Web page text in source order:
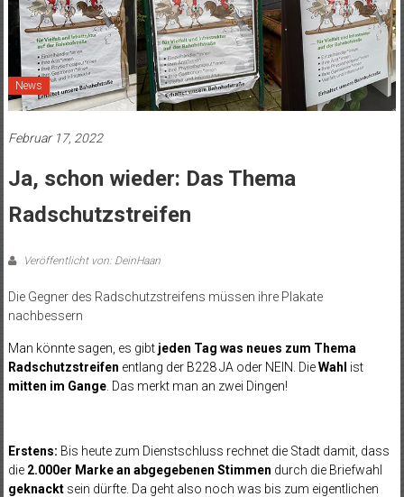
News
Februar 17, 2022
Ja, schon wieder: Das Thema
Radschutzstreifen
Veröffentlicht von: DeinHaan
Die Gegner des Radschutzstreifens müssen ihre Plakate
nachbessern
Man könnte sagen, es gibt jeden Tag was neues zum Thema
Radschutzstreifen entlang der B228 JA oder NEIN. DieWahl ist
mitten im Gange. Das merkt man an zwei Dingen!
Erstens: Bis heute zum Dienstschluss rechnet die Stadt damit, dass
die 2.000er Marke an abgegebenen Stimmen durch die Briefwahl
geknacktsein dürfte. Da geht also noch was bis zum eigentlichen